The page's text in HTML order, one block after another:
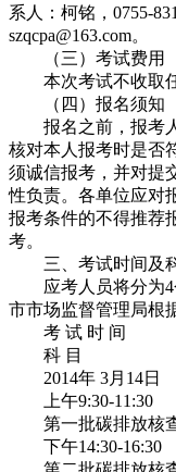
系人：柯铭，0755-
szqcpa@163.com。
（三）考试费用
本次考试不收取任
（四）报名须知
报名之前，报考人
核对本人报考时是否
须诚信报考，并对提
性负责。各单位应对
报考条件的不得推荐
考。
三、考试时间及
应考人员将分为4
市市场监督管理局根
考 试 时 间
科 目
2014年 3月14日
上午9:30-11:30
第一批碳排放核
下午14:30-16:30